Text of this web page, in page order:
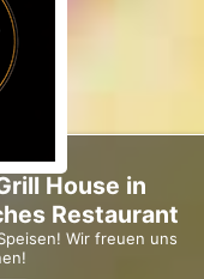
House in
Restaurant
Wir freuen uns